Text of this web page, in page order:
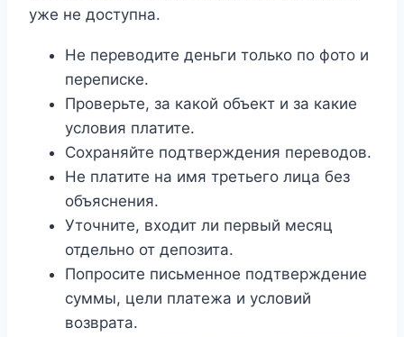
уже не доступна.
Не переводите деньги только по фото и
переписке.
Проверьте, за какой объект и за какие
условия платите.
Сохраняйте подтверждения переводов.
Не платите на имя третьего лица без
объяснения.
Уточните, входит ли первый месяц
отдельно от депозита.
Попросите письменное подтверждение
суммы, цели платежа и условий
возврата.